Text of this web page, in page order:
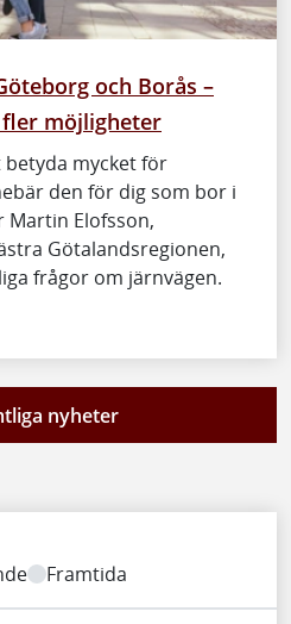
och Borås –
möjligheter
betyda mycket för
den för dig som bor i
Elofsson,
Götalandsregionen,
frågor om järnvägen.
nyheter
Framtida